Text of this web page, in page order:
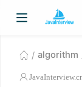
algorithm